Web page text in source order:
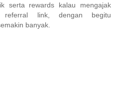
serta rewards kalau mengajak
referral link, dengan begitu
banyak.